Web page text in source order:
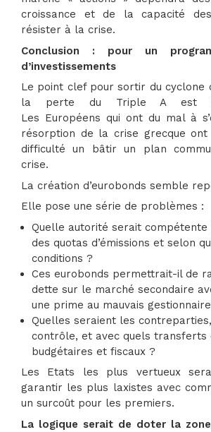
croissance et de la capacité
résister à la crise.
Conclusion : pour un
d’investissements
Le point clef pour sortir du cyclone
la perte du Triple A est la
Les Européens qui ont du mal à
résorption de la crise grecque
difficulté un bâtir un plan
crise.
La création d’eurobonds semble
Elle pose une série de problèmes :
Quelle autorité serait
des quotas d’émissions et selon
conditions ?
Ces eurobonds permettrait-il de
dette sur le marché secondaire
une prime au mauvais
Quelles seraient les
contrôle, et avec quels transferts
budgétaires et fiscaux ?
Les Etats les plus vertueux
garantir les plus laxistes avec
un surcoût pour les premiers.
La logique serait de doter la